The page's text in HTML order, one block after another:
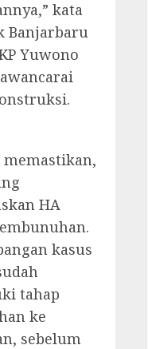
kata
Banjarbaru
Yuwono
HA
kasus
tahap
ke
sebelum